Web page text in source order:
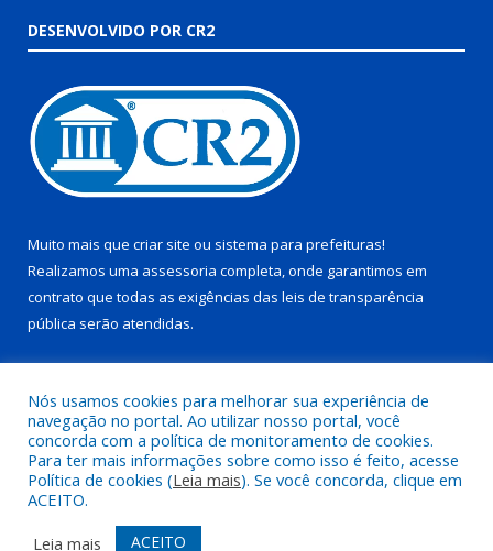
DESENVOLVIDO POR CR2
Muito mais que criar site ou sistema para prefeituras!
Realizamos uma assessoria completa, onde garantimos em
contrato que todas as exigências das leis de transparência
pública serão atendidas.
Todos os direitos reservados a Prefeitura Municipal de Juruti.
Mapa do Site
Acessar Área Administrativa
Nós usamos cookies para melhorar sua experiência de
navegação no portal. Ao utilizar nosso portal, você
concorda com a política de monitoramento de cookies.
Para ter mais informações sobre como isso é feito, acesse
Política de cookies (Leia mais). Se você concorda, clique em
ACEITO.
Leia mais
ACEITO